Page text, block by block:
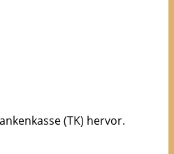
(TK) hervor.